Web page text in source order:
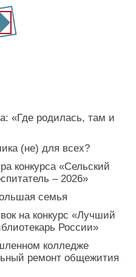
«Где родилась, там и
(не) для всех?
конкурса «Сельский
– 2026»
семья
на конкурс «Лучший
России»
колледже
ремонт общежития